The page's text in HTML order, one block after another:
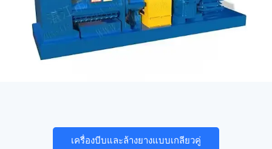
เครื่องบีบและล้างยางแบบเกลียวคู่